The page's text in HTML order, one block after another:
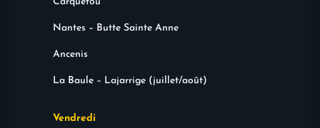
Nantes – Butte Sainte Anne
Ancenis
La Baule – Lajarrige (juillet/août)
Vendredi